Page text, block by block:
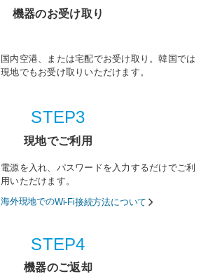
機器のお受け取り
国内空港、または宅配でお受け取り。韓国では
現地でもお受け取りいただけます。
STEP3
現地でご利用
電源を入れ、パスワードを入力するだけでご利
用いただけます。
海外現地でのWi-Fi接続方法について
STEP4
機器のご返却